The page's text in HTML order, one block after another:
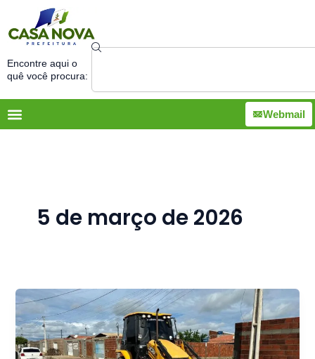
para
conteúdo
Encontre aqui o
quê você procura:
Search
Webmail
5 de março de 2026